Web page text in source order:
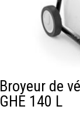
Broyeur de
GHE 140 L